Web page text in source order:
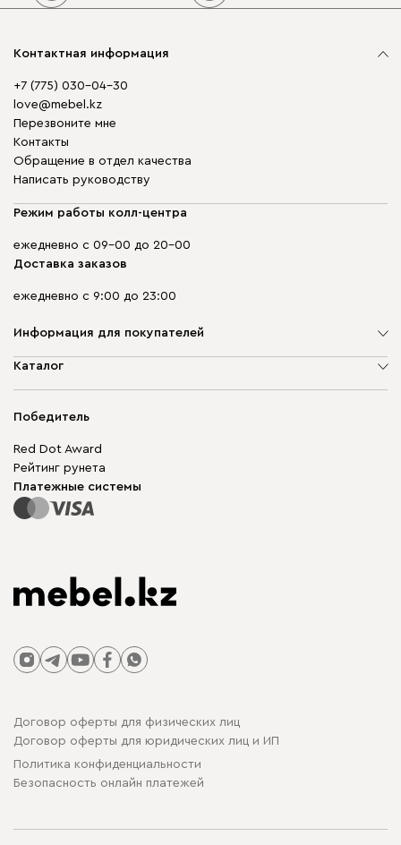
Контактная информация
+7 (775) 030-04-30
love@mebel.kz
Перезвоните мне
Контакты
Обращение в отдел качества
Написать руководству
Режим работы колл-центра
ежедневно с 09-00 до 20-00
Доставка заказов
ежедневно с 9:00 до 23:00
Информация для покупателей
О компании
Гарантия
Для бизнеса
Карта сайта
Каталог
Корпусная мебель
Модульная мебель
Столы и стулья
Победитель
Red Dot Award
Рейтинг рунета
Платежные системы
Договор оферты для физических лиц
Договор оферты для юридических лиц и ИП
Политика конфиденциальности
Безопасность онлайн платежей